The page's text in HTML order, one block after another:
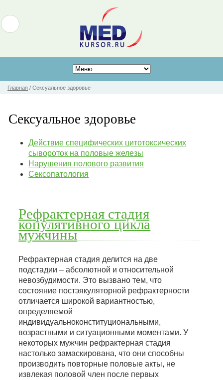
Главная / Сексуальное здоровье
Сексуальное здоровье
Действие специфических цитотоксических
сывороток на половые железы
Нарушения полового развития
Сексопатология
Рефрактерная стадия
копулятивного цикла
мужчины
Рефрактерная стадия делится на две
подстадии – абсолютной и относительной
невозбудимости. Это вызвано тем, что
состояние постэякуляторной рефрактерности
отличается широкой вариантностью,
определяемой
индивидуальноконституциональными,
возрастными и ситуационными моментами. У
некоторых мужчин рефрактерная стадия
настолько замаскирована, что они способны
производить повторные половые акты, не
извлекая половой член после первых